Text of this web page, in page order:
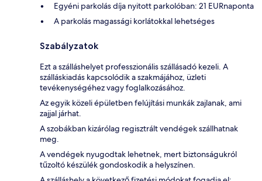
Egyéni parkolás díja nyitott parkolóban: 21 EURnaponta
A parkolás magassági korlátokkal lehetséges
Szabályzatok
Ezt a szálláshelyet professzionális szállásadó kezeli. A
szálláskiadás kapcsolódik a szakmájához, üzleti
tevékenységéhez vagy foglalkozásához.
Az egyik közeli épületben felújítási munkák zajlanak, ami
zajjal járhat.
A szobákban kizárólag regisztrált vendégek szállhatnak
meg.
A vendégek nyugodtak lehetnek, mert biztonságukról
tűzoltó készülék gondoskodik a helyszínen.